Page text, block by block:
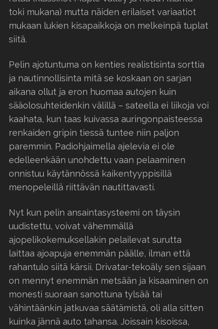
toki mukana) mutta näiden erilaiset variaatiot
mukaan lukien kisapaikkoja on melkeinpä tuplat
siitä.
Pelin ajotuntuma on kenties realistisinta sorttia
ja nautinnollisinta mitä se koskaan on sarjan
aikana ollut ja eron huomaa autojen kuin
sääolosuhteidenkin välillä – sateella ei liikoja voi
kaahata, kun taas kuivassa auringonpaisteessa
renkaiden gripin tiessä tuntee niin paljon
paremmin. Padiohjaimella ajelevia ei ole
edelleenkään unohdettu vaan pelaaminen
onnistuu käytännössä kaikentyyppisillä
menopeleillä riittävän nautittavasti.
Nyt kun pelin ansaintasysteemi on täysin
uudistettu, voivat vähemmällä
ajopelikokemuksellakin pelailevat surutta
laittaa ajoapuja enemmän päälle, ilman että
rahantulo siitä kärsii. Drivatar-tekoäly sen sijaan
on mennyt enemmän metsään ja kisaaminen on
monesti suoraan sanottuna tylsää tai
vähintäänkin jatkuvaa säätämistä, oli alla sitten
kuinka jännä auto tahansa. Joissain kisoissa,